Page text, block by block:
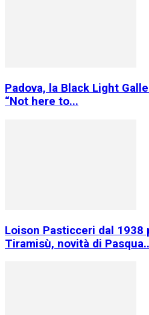
Padova, la Black Light
“Not here to...
Loison Pasticceri dal 1938
Tiramisù, novità di